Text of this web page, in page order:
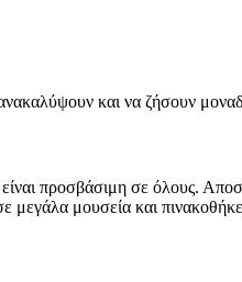
και να ζήσουν
προσβάσιμη σε όλους.
μεγάλα μουσεία και